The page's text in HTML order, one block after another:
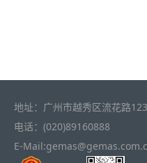
地址：广州市越秀区流花路
电话：(020)89160888
E-